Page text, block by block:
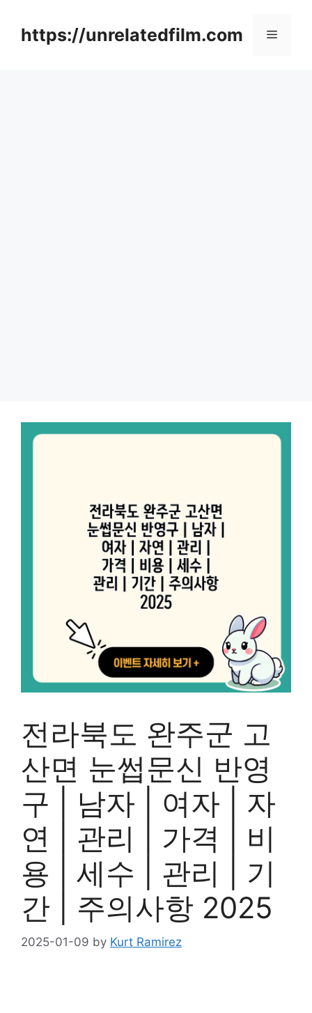
contenthttps://unrelatedfilm.com Menu
전라북도 완주군 고
산면 눈썹문신 반영
구 | 남자 | 여자 | 자
연 | 관리 | 가격 | 비
용 | 세수 | 관리 | 기
간 | 주의사항 2025
2025-01-09 by Kurt Ramirez